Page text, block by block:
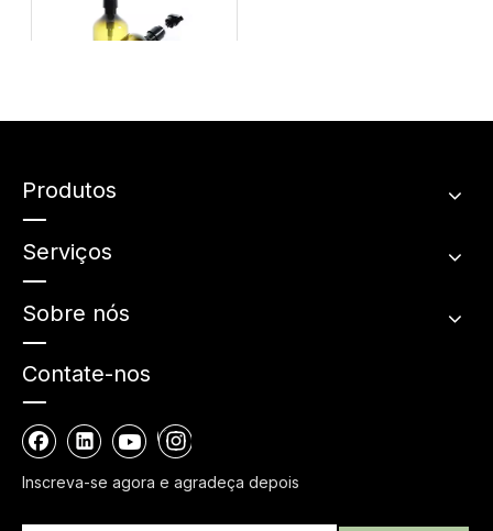
Produtos
Serviços
Sobre nós
Contate-nos
Inscreva-se agora e agradeça depois